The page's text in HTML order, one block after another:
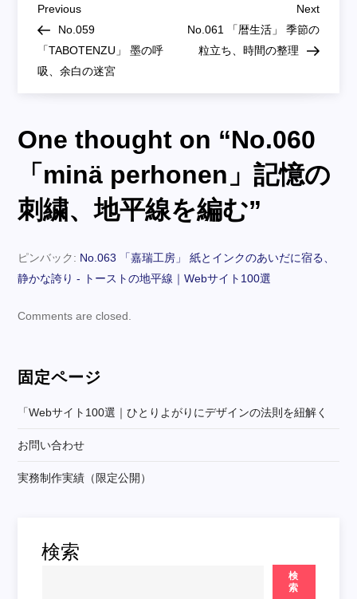
刺
地
平
線
む
投
稿
ナ
ビ
ゲ
ー
ョ
ン
Previous
Post
Previous
No.059
「TABOTENZU」 墨の呼
吸、余白の迷宮
Next
Post
Next
No.061 「暦生活」 季節の
粒立ち、時間の整理
One thought on “No.060
「minä perhonen」記憶の
刺繍、地平線を編む”
ピンバック: No.063 「嘉瑞工房」 紙とインクのあいだに宿る、
静かな誇り - トーストの地平線｜Webサイト100選
Comments are closed.
固定ページ
「webサイト100選｜ひとりよがりにデザインの法則を紐解く
お問い合わせ
実務制作実績（限定公開）
検索
検
索